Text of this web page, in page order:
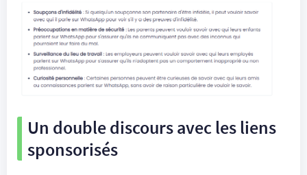
Un double discours avec les liens
sponsorisés